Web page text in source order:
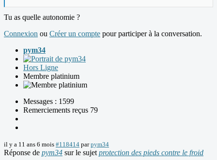
Tu as quelle autonomie ?
Connexion ou Créer un compte pour participer à la conversation.
pym34
Hors Ligne
Membre platinium
Messages : 1599
Remerciements reçus 79
il y a 11 ans 6 mois #118414 parpym34
Réponse de pym34 sur le sujet protection des pieds contre le froid